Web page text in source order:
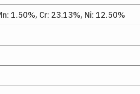
1.50%, Cr: 23.13%, Ni: 12.50%